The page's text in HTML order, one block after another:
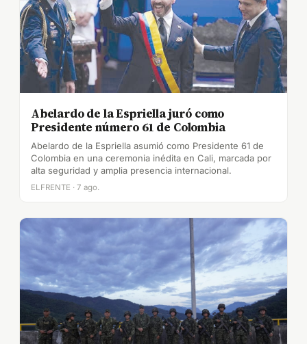
Abelardo de la Espriella juró como
Presidente número 61 de Colombia
Abelardo de la Espriella asumió como Presidente 61 de
Colombia en una ceremonia inédita en Cali, marcada por
alta seguridad y amplia presencia internacional.
ELFRENTE · 7 ago.